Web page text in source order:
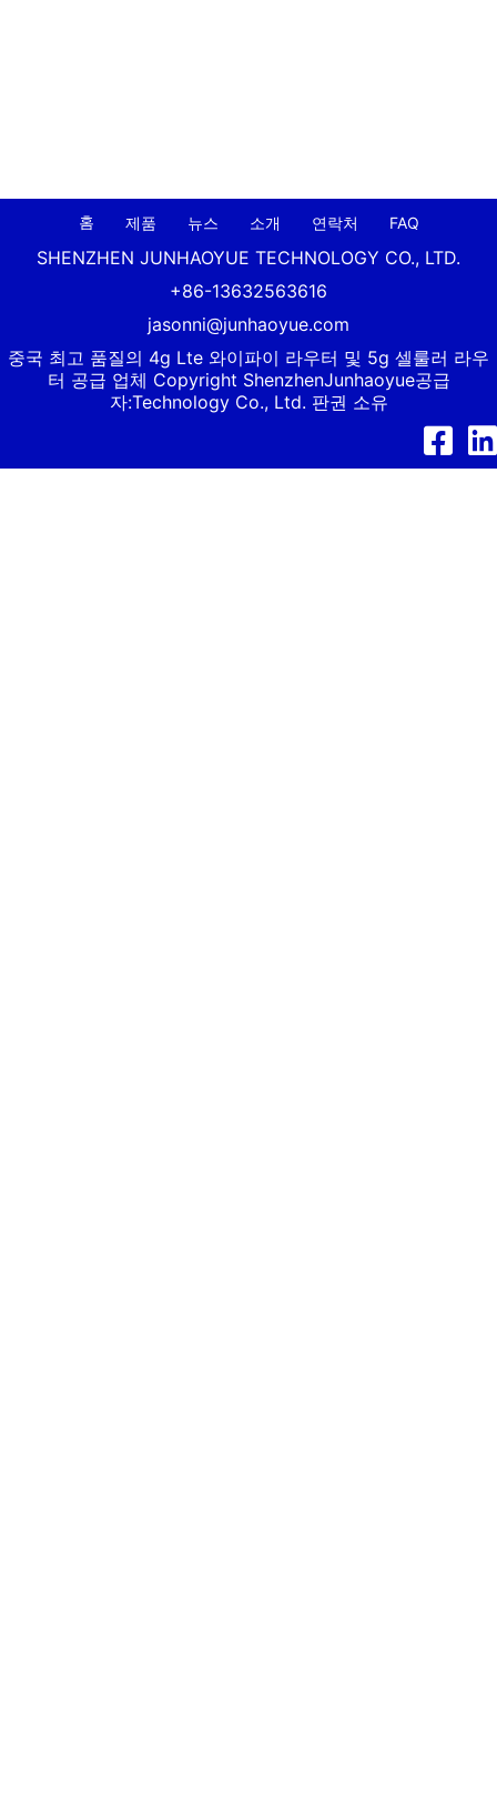
홈 제품 뉴스 소개 연락처 FAQ
SHENZHEN JUNHAOYUE TECHNOLOGY CO., LTD.
+86-13632563616
jasonni@junhaoyue.com
중국 최고 품질의 4g Lte 와이파이 라우터 및 5g 셀룰러 라우
터 공급 업체 Copyright ShenzhenJunhaoyue공급
자:Technology Co., Ltd. 판권 소유
Facebook